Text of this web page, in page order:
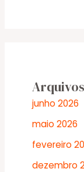
Arquivos
junho 2026
maio 2026
fevereiro
dezembro